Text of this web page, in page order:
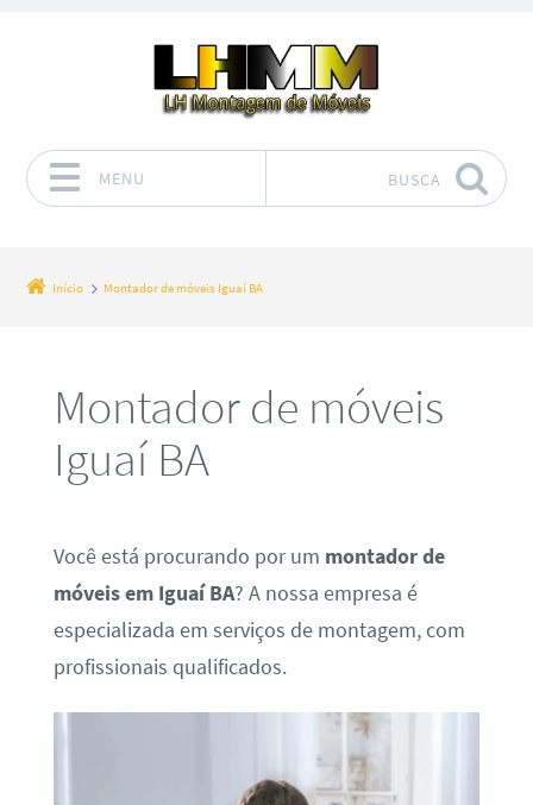
MENU BUSCA
Início Montador de móveis Iguaí BA
Montador de móveis
Iguaí BA
Você está procurando por um montador de
móveis em Iguaí BA? A nossa empresa é
especializada em serviços de montagem, com
profissionais qualificados.